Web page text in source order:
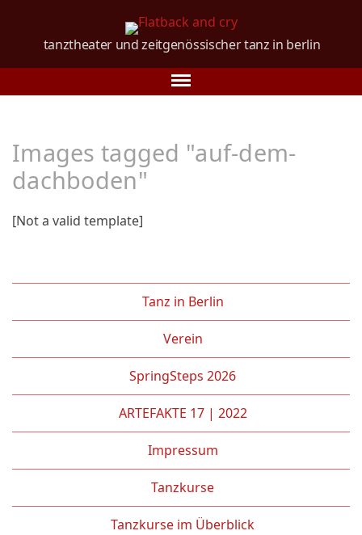
tanztheater undzeitgenössischer tanz in berlin
Über uns
Vorstellungen
Verein
Partner/Freunde
Kontakt
Images tagged "auf-dem-
dachboden"
[Not a valid template]
Tanz in Berlin
Verein
SpringSteps 2026
ARTEFAKTE 17 | 2022
Impressum
Tanzkurse
Tanzkurse im Überblick